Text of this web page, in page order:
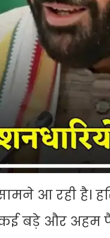
आ रही है।
बड़े और अहम